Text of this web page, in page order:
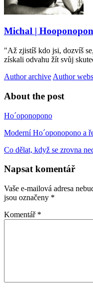
Michal |
"Až zjistíš kdo jsi, dozvíš
získali odvahu žít svůj
Author archive Author
About the post
Ho´oponopono
Moderní Ho´oponopono a
Co dělat, když se zrovna
Napsat komentář
Vaše e-mailová adresa
jsou označeny *
Komentář *